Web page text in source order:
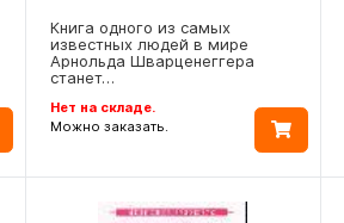
Книга одного из самых
известных людей в мире
Арнольда Шварценеггера
станет…
Нет на складе.
Можно заказать.